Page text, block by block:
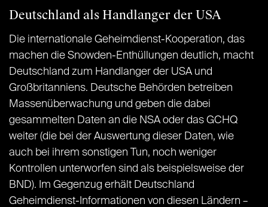
Deutschland als Handlanger der USA
Die internationale Geheimdienst-Kooperation, das
machen die Snowden-Enthüllungen deutlich, macht
Deutschland zum Handlanger der USA und
Großbritanniens. Deutsche Behörden betreiben
Massenüberwachung und geben die dabei
gesammelten Daten an die NSA oder das GCHQ
weiter (die bei der Auswertung dieser Daten, wie
auch bei ihrem sonstigen Tun, noch weniger
Kontrollen unterworfen sind als beispielsweise der
BND). Im Gegenzug erhält Deutschland
Geheimdienst-Informationen von diesen Ländern –